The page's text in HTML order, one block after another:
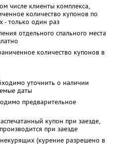
числе клиенты комплекса,
количество купонов по
- только один раз
отдельного спального места
количество купонов в
уточнить о наличии
даты
предварительное
купон при заезде,
при заезде
(курение разрешено в